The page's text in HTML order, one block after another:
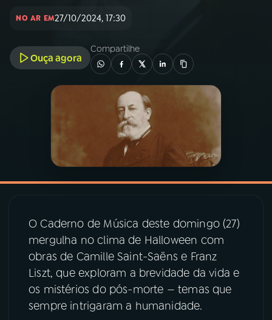
PROGRAMAÇÃO
PROGRAMAS
PODCASTS
VIDEOCASTS
08 PRÊMIO RÁDIO MEC
ACOMPANHE A RÁDIO MEC
YouTube Facebook
NO AR EM27/10/2024, 17:30
Ouça agora
Compartilhe
O Caderno de Música deste domingo (27)
mergulha no clima de Halloween com
obras de Camille Saint-Saëns e Franz
Liszt, que exploram a brevidade da vida e
os mistérios do pós-morte — temas que
sempre intrigaram a humanidade.